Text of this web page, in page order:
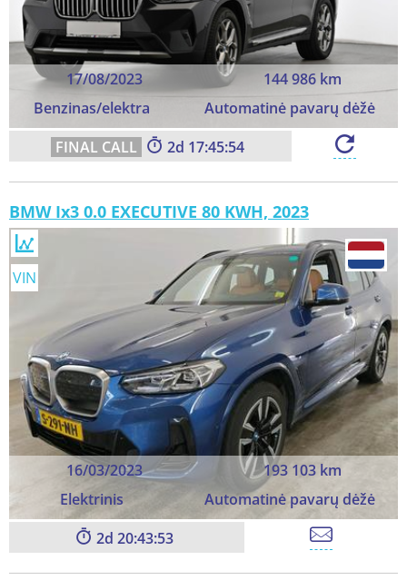
17/08/2023
144 986 km
Benzinas/elektra
Automatinė pavarų dėžė
2 17:45:52
BMW Ix3 0.0 EXECUTIVE 80 KWH, 2023
16/03/2023
193 103 km
Elektrinis
Automatinė pavarų dėžė
VIN
2 20:43:51